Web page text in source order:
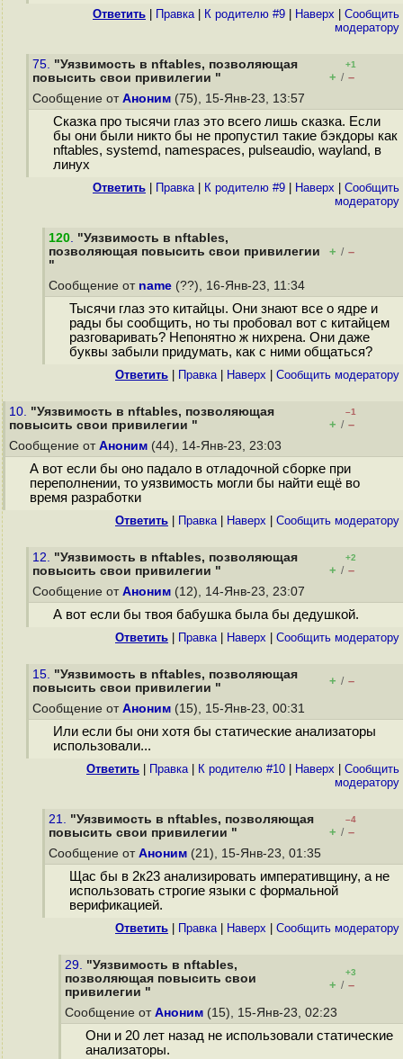
Ответить Правка| К родителю #9 Наверх
Cообщить
модератору
75. "Уязвимость в nftables, позволяющая
повысить свои привилегии "
+1
+ / –
Сообщение от Аноним (75), 15-Янв-23, 13:57
Сказка про тысячи глаз это всего лишь сказка. Если
бы они были никто бы не пропустил такие бэкдоры как
nftables, systemd, namespaces, pulseaudio, wayland, в
линух
Ответить Правка| К родителю #9 Наверх
Cообщить
модератору
120. "Уязвимость в nftables,
позволяющая повысить свои привилегии
"
+ / –
Сообщение от name (??), 16-Янв-23, 11:34
Тысячи глаз это китайцы. Они знают все о ядре и
рады бы сообщить, но ты пробовал вот с китайцем
разговаривать? Непонятно ж нихрена. Они даже
буквы забыли придумать, как с ними общаться?
Ответить Правка| Наверх Cообщить модератору
10. "Уязвимость в nftables, позволяющая
повысить свои привилегии "
–1
+ / –
Сообщение от Аноним (44), 14-Янв-23, 23:03
А вот если бы оно падало в отладочной сборке при
переполнении, то уязвимость могли бы найти ещё во
время разработки
Ответить Правка| Наверх Cообщить модератору
12. "Уязвимость в nftables, позволяющая
повысить свои привилегии "
+2
+ / –
Сообщение от Аноним (12), 14-Янв-23, 23:07
А вот если бы твоя бабушка была бы дедушкой.
Ответить Правка| Наверх Cообщить модератору
15. "Уязвимость в nftables, позволяющая
повысить свои привилегии "
+ / –
Сообщение от Аноним (15), 15-Янв-23, 00:31
Или если бы они хотя бы статические анализаторы
использовали...
Ответить Правка| К родителю #10 Наверх
Cообщить
модератору
21. "Уязвимость в nftables, позволяющая
повысить свои привилегии "
–4
+ / –
Сообщение от Аноним (21), 15-Янв-23, 01:35
Щас бы в 2к23 анализировать императивщину, а не
использовать строгие языки с формальной
верификацией.
Ответить Правка| Наверх Cообщить модератору
29. "Уязвимость в nftables,
позволяющая повысить свои
привилегии "
+3
+ / –
Сообщение от Аноним (15), 15-Янв-23, 02:23
Они и 20 лет назад не использовали статические
анализаторы.